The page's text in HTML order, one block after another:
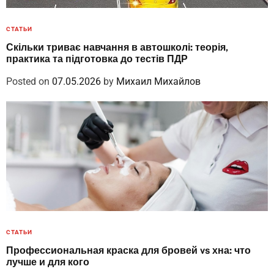
СТАТЬИ
Скільки триває навчання в автошколі: теорія,
практика та підготовка до тестів ПДР
Posted on 07.05.2026 by Михаил Михайлов
СТАТЬИ
Профессиональная краска для бровей vs хна: что
лучше и для кого